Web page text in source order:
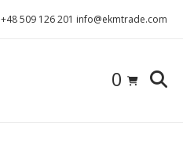
+48 509 126 201 info@ekmtrade.com
0